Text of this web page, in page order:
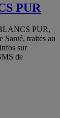
PUR
PUR,
traités au
sur
de